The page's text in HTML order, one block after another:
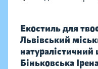
Екостиль для
Львівський
Біньковська